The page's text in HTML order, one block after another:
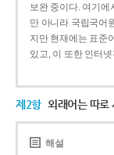
보완 중이다. 여기에
만 아니라 국립국어
지만 현재에는 표준
있고, 이 또한 인터
제2항 외래어는 따로
해설